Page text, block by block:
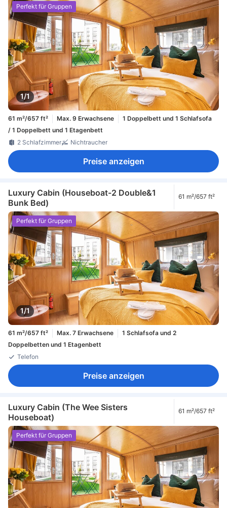
Fenster
Fenster lassen sich öffnen
Fenster lassen sich öffnen
Mülleimer
Outdoor-Möbel Sitzecke Sofa
Untere Etage
Bügelmöglichkeit
Kleiderschrank Nähetui
Wäscheständer
Wäschetrockner
Waschmaschine
Haustiere im Zimmer erlaubt
Erste-Hilfe-Set
Feuerlöscher
Freistehend
Kohlenmonoxiddetektor
Nichtraucher
Rauchmelder
Sicherheitsfunktionen
Zugang über Treppe
1/1
Perfekt für Gruppen
61 m²/657 ft² Max. 9 Erwachsene
1 Doppelbett und 1 Schlafsofa
/ 1 Doppelbett und 1 Etagenbett
2 Schlafzimmer
Nichtraucher
Preise anzeigen
Luxury Cabin (Houseboat-2 Double&1
Bunk Bed)
61 m²/657 ft²
1/1
Perfekt für Gruppen
61 m²/657 ft² Max. 7 Erwachsene
1 Schlafsofa und 2
Doppelbetten und 1 Etagenbett
Telefon
Preise anzeigen
Luxury Cabin (The Wee Sisters
Houseboat)
61 m²/657 ft²
Perfekt für Gruppen